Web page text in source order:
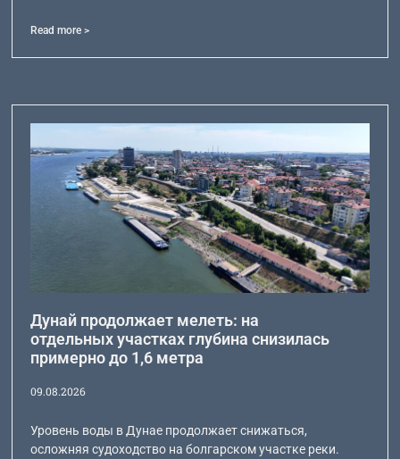
Read more >
Дунай продолжает мелеть: на
отдельных участках глубина снизилась
примерно до 1,6 метра
09.08.2026
Уровень воды в Дунае продолжает снижаться,
осложняя судоходство на болгарском участке реки.